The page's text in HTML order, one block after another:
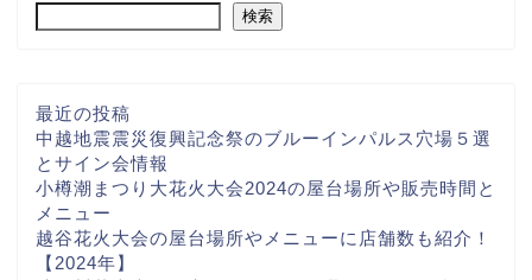
検索
最近の投稿
中越地震震災復興記念祭のブルーインパルス穴場５選
とサイン会情報
小樽潮まつり大花火大会2024の屋台場所や販売時間と
メニュー
越谷花火大会の屋台場所やメニューに店舗数も紹介！
【2024年】